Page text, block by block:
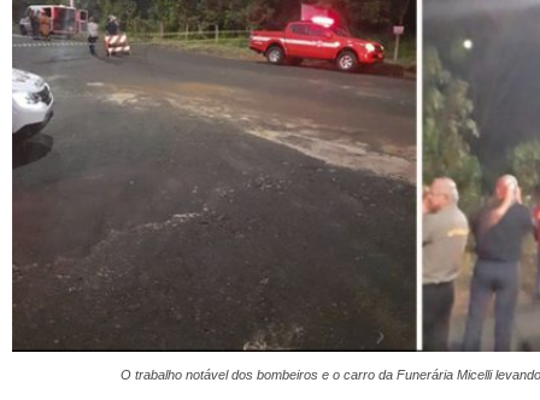
O trabalho notável dos bombeiros e o carro da Funerária Micelli